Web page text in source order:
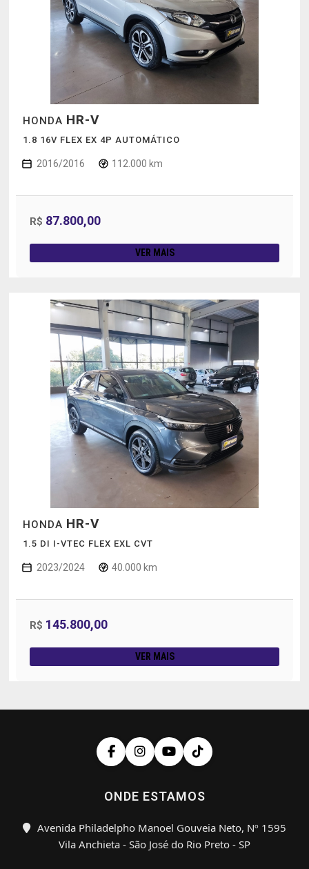
HONDA HR-V
1.8 16V FLEX EX 4P AUTOMÁTICO
2016/2016 112.000 km
R$ 87.800,00
VER MAIS
HONDA HR-V
1.5 DI I-VTEC FLEX EXL CVT
2023/2024 40.000 km
R$ 145.800,00
VER MAIS
ONDE ESTAMOS
Avenida Philadelpho Manoel Gouveia Neto, Nº 1595
Vila Anchieta - São José do Rio Preto - SP